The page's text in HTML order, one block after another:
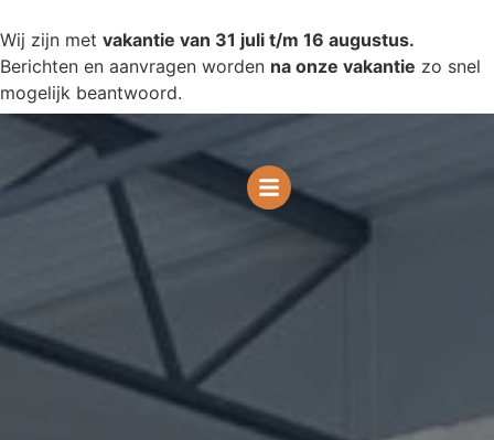
Wij zijn met vakantie van 31 juli t/m 16 augustus.
Berichten en aanvragen worden na onze vakantie zo snel
mogelijk beantwoord.